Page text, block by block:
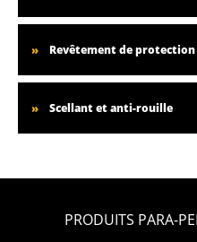
Revêtement de protection
Scellant et anti-rouille
PRODUITS PARA-